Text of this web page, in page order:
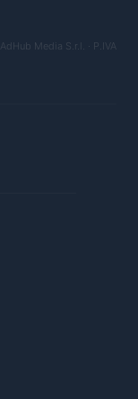
AdHub Media S.r.l. · P.IVA